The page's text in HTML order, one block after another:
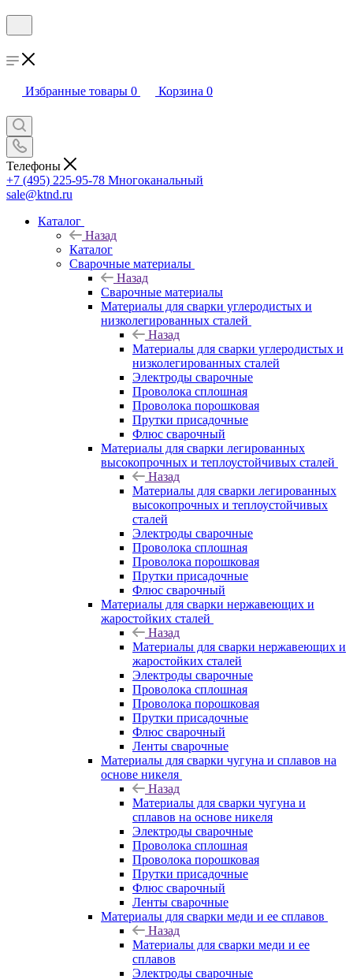
Избранные товары 0 Корзина 0
Телефоны
+7 (495) 225-95-78 Многоканальный
sale@ktnd.ru
Каталог
Назад
Каталог
Сварочные материалы
Назад
Сварочные материалы
Материалы для сварки углеродистых и
низколегированных сталей
Назад
Материалы для сварки углеродистых и
низколегированных сталей
Электроды сварочные
Проволока сплошная
Проволока порошковая
Прутки присадочные
Флюс сварочный
Материалы для сварки легированных
высокопрочных и теплоустойчивых сталей
Назад
Материалы для сварки легированных
высокопрочных и теплоустойчивых
сталей
Электроды сварочные
Проволока сплошная
Проволока порошковая
Прутки присадочные
Флюс сварочный
Материалы для сварки нержавеющих и
жаростойких сталей
Назад
Материалы для сварки нержавеющих и
жаростойких сталей
Электроды сварочные
Проволока сплошная
Проволока порошковая
Прутки присадочные
Флюс сварочный
Ленты сварочные
Материалы для сварки чугуна и сплавов на
основе никеля
Назад
Материалы для сварки чугуна и
сплавов на основе никеля
Электроды сварочные
Проволока сплошная
Проволока порошковая
Прутки присадочные
Флюс сварочный
Ленты сварочные
Материалы для сварки меди и ее сплавов
Назад
Материалы для сварки меди и ее
сплавов
Электроды сварочные